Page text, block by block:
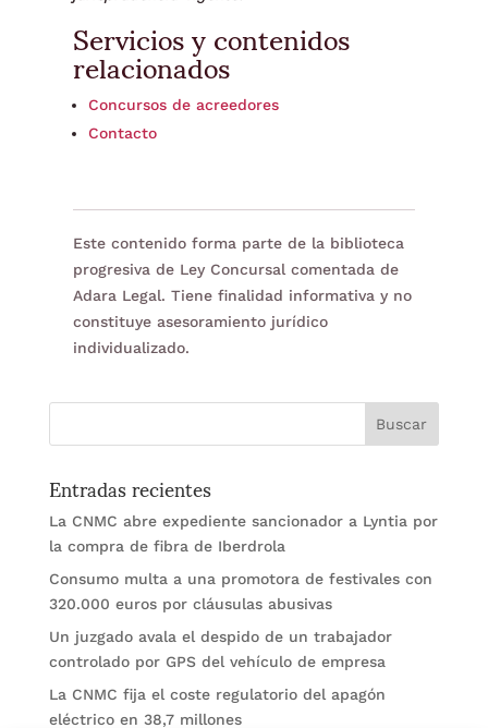
Servicios y contenidos
relacionados
Concursos de acreedores
Contacto
Este contenido forma parte de la biblioteca
progresiva de Ley Concursal comentada de
Adara Legal. Tiene finalidad informativa y no
constituye asesoramiento jurídico
individualizado.
Entradas recientes
La CNMC abre expediente sancionador a Lyntia por
la compra de fibra de Iberdrola
Consumo multa a una promotora de festivales con
320.000 euros por cláusulas abusivas
Un juzgado avala el despido de un trabajador
controlado por GPS del vehículo de empresa
La CNMC fija el coste regulatorio del apagón
eléctrico en 38,7 millones